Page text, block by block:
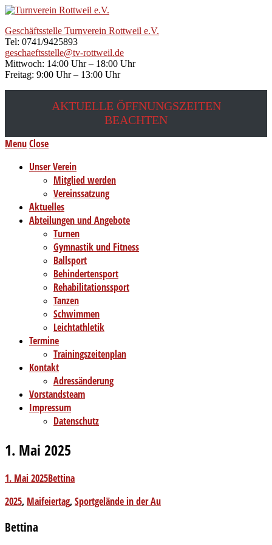
Geschäftsstelle Turnverein Rottweil e.V.
Tel: 0741/9425893
geschaeftsstelle@tv-rottweil.de
Mittwoch: 14:00 Uhr – 18:00 Uhr
Freitag: 9:00 Uhr – 13:00 Uhr
AKTUELLE ÖFFNUNGSZEITEN
BEACHTEN
MenuClose
Unser Verein
Mitglied werden
Vereinssatzung
Aktuelles
Abteilungen und Angebote
Turnen
Gymnastik und Fitness
Ballsport
Behindertensport
Rehabilitationssport
Tanzen
Schwimmen
Leichtathletik
Termine
Trainingszeitenplan
Kontakt
Adressänderung
Vorstandsteam
Impressum
Datenschutz
1. Mai 2025
1. Mai 2025Bettina
2025, Maifeiertag,Sportgelände in der Au
Bettina